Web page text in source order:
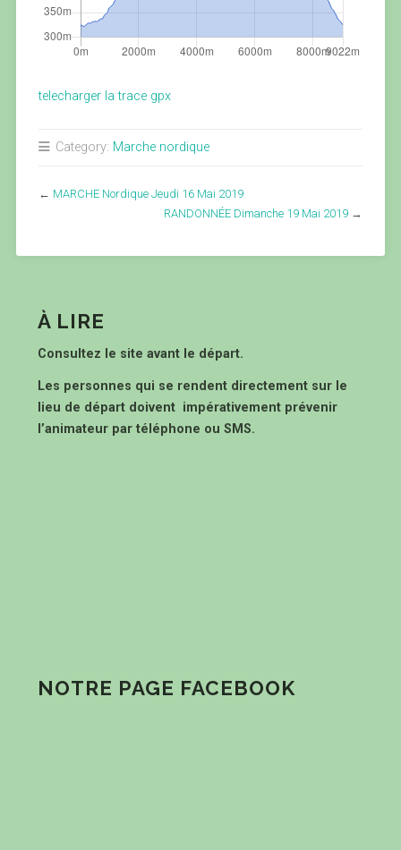
telecharger la trace gpx
Category: Marche nordique
← MARCHE Nordique Jeudi 16 Mai 2019
RANDONNÉE Dimanche 19 Mai 2019 →
À LIRE
Consultez le site avant le départ.
Les personnes qui se rendent directement sur le
lieu de départ doivent impérativement prévenir
l’animateur par téléphone ou SMS.
NOTRE PAGE FACEBOOK